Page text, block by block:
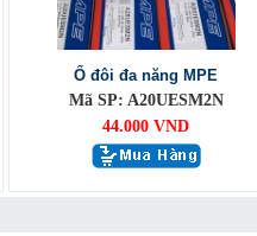
Ổ đôi đa năng MPE
Mã SP: A20UESM2N
44.000 VND